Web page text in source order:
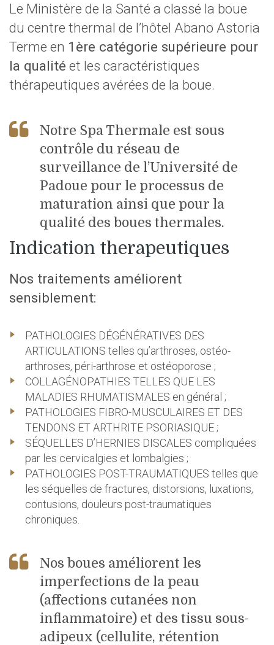
Le Ministère de la Santé a classé la boue
du centre thermal de l’hôtel Abano Astoria
Terme en 1ère catégorie supérieure pour
la qualité et les caractéristiques
thérapeutiques avérées de la boue.
Notre Spa Thermale est sous
contrôle du réseau de
surveillance de l’Université de
Padoue pour le processus de
maturation ainsi que pour la
qualité des boues thermales.
Indication therapeutiques
Nos traitements améliorent
sensiblement:
PATHOLOGIES DÉGÉNÉRATIVES DES
ARTICULATIONS telles qu’arthroses, ostéo-
arthroses, péri-arthrose et ostéoporose ;
COLLAGÉNOPATHIES TELLES QUE LES
MALADIES RHUMATISMALES en général ;
PATHOLOGIES FIBRO-MUSCULAIRES ET DES
TENDONS ET ARTHRITE PSORIASIQUE ;
SÉQUELLES D’HERNIES DISCALES compliquées
par les cervicalgies et lombalgies ;
PATHOLOGIES POST-TRAUMATIQUES telles que
les séquelles de fractures, distorsions, luxations,
contusions, douleurs post-traumatiques
chroniques.
Nos boues améliorent les
imperfections de la peau
(affections cutanées non
inflammatoire) et des tissu sous-
adipeux (cellulite, rétention